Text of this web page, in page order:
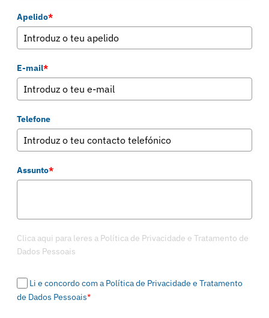
Apelido*
E-mail*
Telefone
Assunto*
Clica aqui para leres a Política de Privacidade e Tratamento de
Dados Pessoais
Li e concordo com a Política de Privacidade e Tratamento
de Dados Pessoais*